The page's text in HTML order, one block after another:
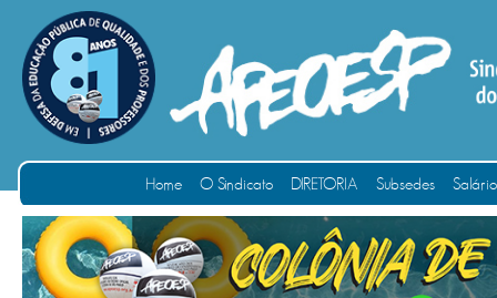
Home O Sindicato DIRETORIA Subsedes